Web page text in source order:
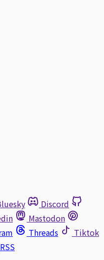
Discord
Mastodon
Threads
Tiktok
RSS